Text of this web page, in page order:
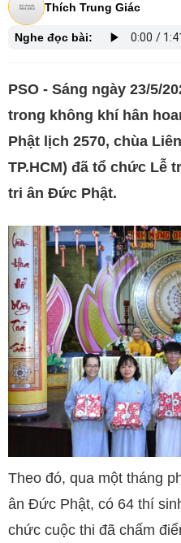
Thích Trung Giác
Nghe đọc bài:
PSO - Sáng ngày 23/5/
trong không khí hân
Phật lịch 2570, chùa
TP.HCM) đã tổ chức Lễ
tri ân Đức Phật.
Theo đó, qua một tháng
ân Đức Phật, có 64 thí
chức cuộc thi đã chấm